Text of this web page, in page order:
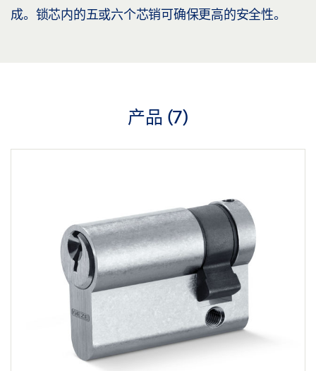
成。锁芯内的五或六个芯销可确保更高的安全性。
产品 (7)